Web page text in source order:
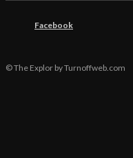
Facebook
© The Explor by Turnoffweb.com